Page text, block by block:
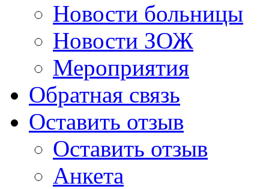
Новости больницы
Новости ЗОЖ
Мероприятия
Обратная связь
Оставить отзыв
Оставить отзыв
Анкета